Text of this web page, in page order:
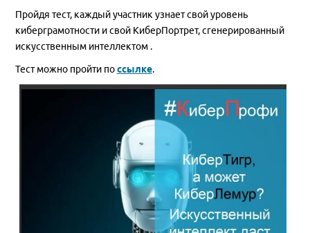
Пройдя тест, каждый участник узнает свой уровень
киберграмотности и свой КиберПортрет, сгенерированный
искусственным интеллектом .
Тест можно пройти поссылке.